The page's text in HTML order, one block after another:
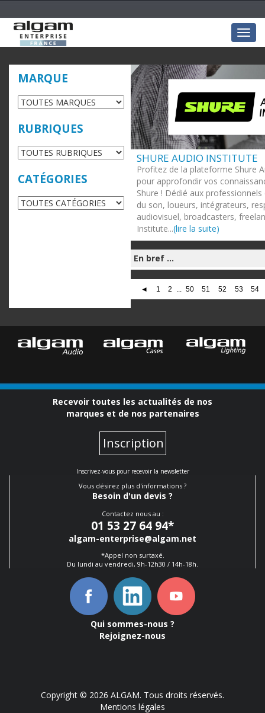
MARQUE
RUBRIQUES
CATÉGORIES
SHURE AUDIO INSTITUTE
Profitez de la plateforme Shure
pour approfondir vos
Shure ! Dédié aux
du son, loueurs, intégrateurs,
audiovisuel, broadcasters,
Institute...(lire la suite)
En bref ...
◄ 1 2 ... 50 51 52 53 54
Recevoir toutes les actualités de nos
marques et de nos partenaires
Inscription
Inscrivez-vous pour recevoir la newsletter
Vous désirez plus d'informations ?
Besoin d'un devis ?
Contactez nous au :
01 53 27 64 94*
algam-enterprise@algam.net
*Appel non surtaxé.
Du lundi au vendredi, 9h-12h30 / 14h-18h.
Qui sommes-nous ?
Rejoignez-nous
Copyright © 2026 ALGAM. Tous droits réservés.
Mentions légales